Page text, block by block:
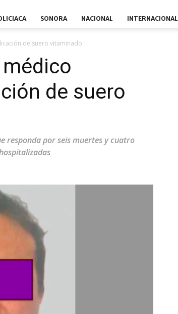
SONORA NACIONAL INTERNACIONAL
de suero vitaminado
de suero
responda por seis muertes y cuatro